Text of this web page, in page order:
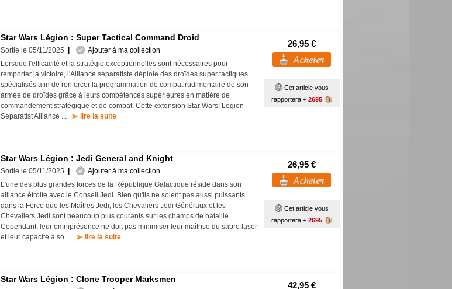
Star Wars Légion : Super Tactical Command Droid
Sortie le 05/11/2025
Ajouter à ma collection
Lorsque l'efficacité et la stratégie exceptionnelles sont nécessaires pour
remporter la victoire, l'Alliance séparatiste déploie des droïdes super tactiques
spécialisés afin de renforcer la programmation de combat rudimentaire de son
armée de droïdes grâce à leurs compétences supérieures en matière de
commandement stratégique et de combat. Cette extension Star Wars: Legion
Separatist Alliance ...
lire la suite
26,95 €
Cet article vous
rapportera + 2695
Star Wars Légion : Jedi General and Knight
Sortie le 05/11/2025
Ajouter à ma collection
L'une des plus grandes forces de la République Galactique réside dans son
alliance étroite avec le Conseil Jedi. Bien qu'ils ne soient pas aussi puissants
dans la Force que les Maîtres Jedi, les Chevaliers Jedi Généraux et les
Chevaliers Jedi sont beaucoup plus courants sur les champs de bataille.
Cependant, leur omniprésence ne doit pas minimiser leur maîtrise du sabre laser
et leur capacité à so ...
lire la suite
26,95 €
Cet article vous
rapportera + 2695
Star Wars Légion : Clone Trooper Marksmen
42,95 €